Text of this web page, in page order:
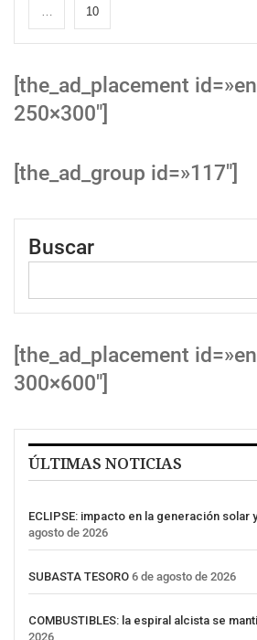
10
[the_ad_placement
250×300″]
[the_ad_group id=»117″]
Buscar
[the_ad_placement
300×600″]
ÚLTIMAS NOTICIAS
ECLIPSE: impacto en la generación solar
agosto de 2026
SUBASTA TESORO 6 de agosto de 2026
COMBUSTIBLES: la espiral alcista se
2026